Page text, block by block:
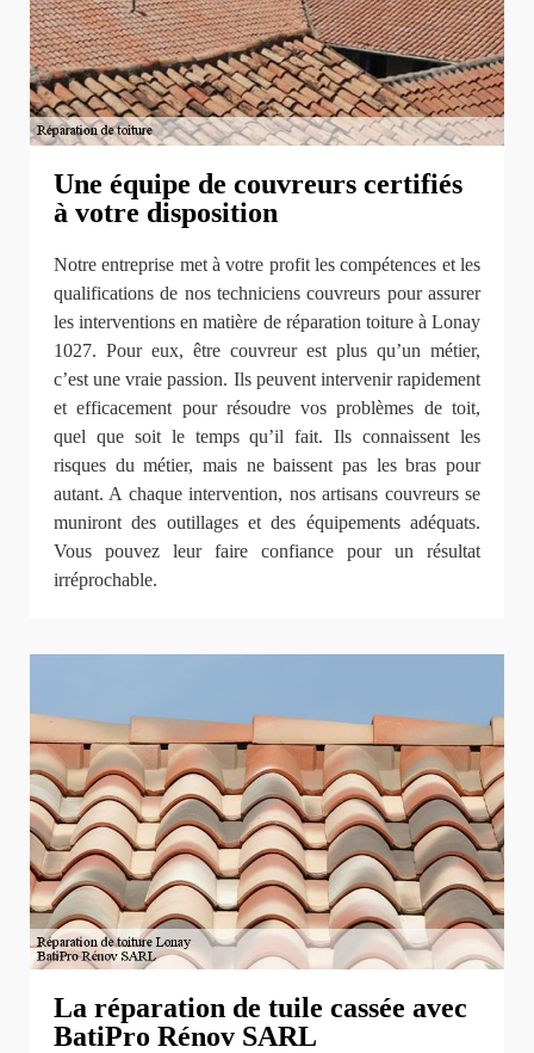
Une équipe de couvreurs certifiés
à votre disposition
Notre entreprise met à votre profit les compétences et les
qualifications de nos techniciens couvreurs pour assurer
les interventions en matière de réparation toiture à Lonay
1027. Pour eux, être couvreur est plus qu’un métier,
c’est une vraie passion. Ils peuvent intervenir rapidement
et efficacement pour résoudre vos problèmes de toit,
quel que soit le temps qu’il fait. Ils connaissent les
risques du métier, mais ne baissent pas les bras pour
autant. A chaque intervention, nos artisans couvreurs se
muniront des outillages et des équipements adéquats.
Vous pouvez leur faire confiance pour un résultat
irréprochable.
La réparation de tuile cassée avec
BatiPro Rénov SARL